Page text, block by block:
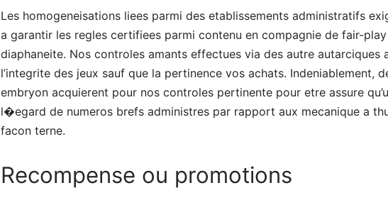
Les homogeneisations liees parmi des etablissements administratifs
a garantir les regles certifiees parmi contenu en compagnie de fair-
diaphaneite. Nos controles amants effectues via des autre
l’integrite des jeux sauf que la pertinence vos achats. Indeniablement,
embryon acquierent pour nos controles pertinente pour etre assure
l�egard de numeros brefs administres par rapport aux mecanique a
facon terne.
Recompense ou promotions